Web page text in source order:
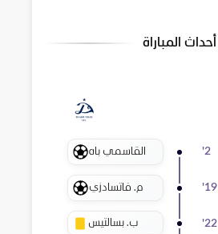
أحداث المباراة
2
' القاسمي باه
19
' م. فاتسادزي
22
' ب. بسالتيس